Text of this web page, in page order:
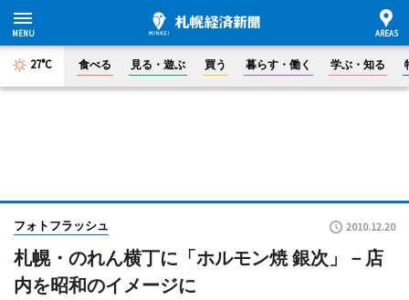
27°C 食べる 見る・遊ぶ 買う 暮らす・働く 学ぶ・知る
フォトフラッシュ 2010.12.20
札幌・のれん横丁に「ホルモン焼 銀次」－店
内を昭和のイメージに